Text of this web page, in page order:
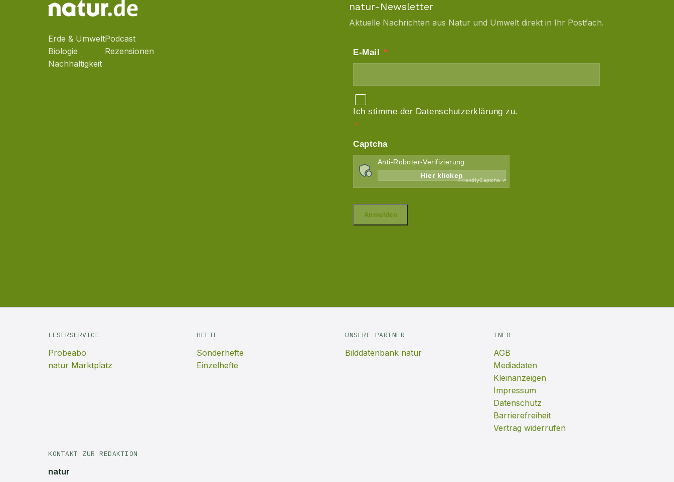
Erde & Umwelt
Biologie
Nachhaltigkeit
Podcast
Rezensionen
natur-Newsletter
Aktuelle Nachrichten aus Natur und Umwelt direkt in Ihr Postfach.
LESERSERVICE
Probeabo
natur Marktplatz
HEFTE
Sonderhefte
Einzelhefte
UNSERE PARTNER
Bilddatenbank natur
INFO
AGB
Mediadaten
Kleinanzeigen
Impressum
Datenschutz
Barrierefreiheit
Vertrag widerrufen
KONTAKT ZUR REDAKTION
natur